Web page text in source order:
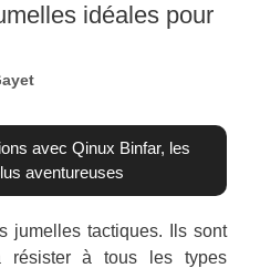
idéales pour
avec Qinux Binfar, les
aventureuses
jumelles tactiques. Ils sont
résister à tous les types